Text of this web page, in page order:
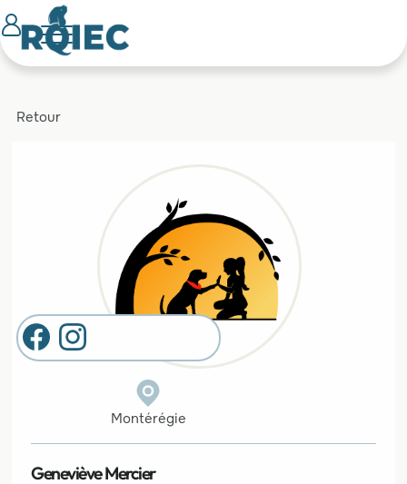
Retour
Montérégie
Geneviève Mercier